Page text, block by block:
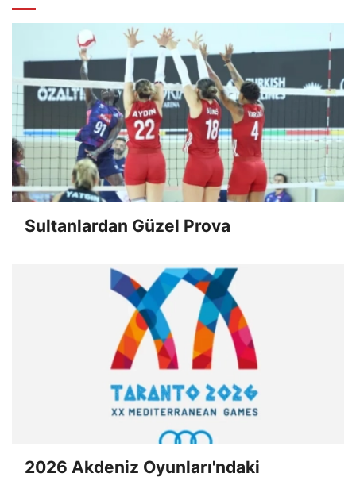
Sultanlardan Güzel Prova
2026 Akdeniz Oyunları'ndaki